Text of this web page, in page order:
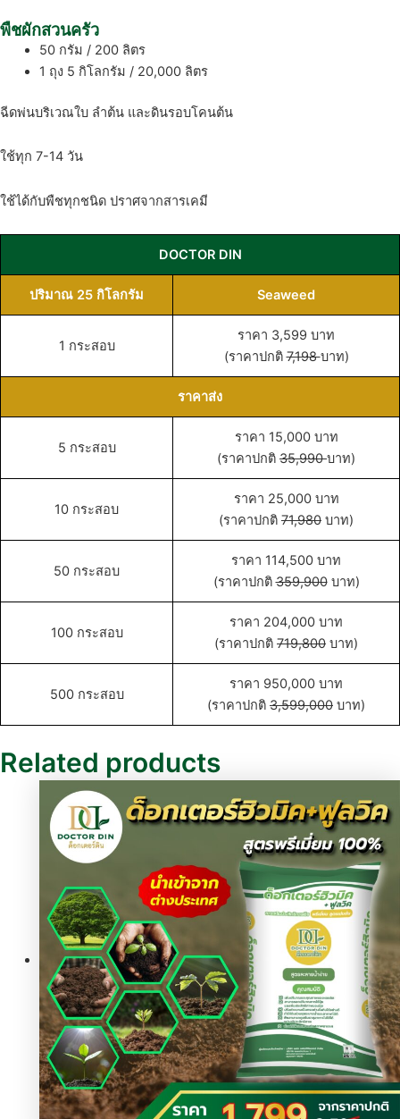
พืชผักสวนครัว
50 กรัม / 200 ลิตร
1 ถุง 5 กิโลกรัม / 20,000 ลิตร
ฉีดพ่นบริเวณใบ ลำต้น และดินรอบโคนต้น
ใช้ทุก 7-14 วัน
ใช้ได้กับพืชทุกชนิด ปราศจากสารเคมี
DOCTOR DIN
ปริมาณ 25 กิโลกรัม Seaweed
1 กระสอบ
ราคา 3,599 บาท
(ราคาปกติ7,198บาท)
ราคาส่ง
5 กระสอบ
ราคา 15,000 บาท
(ราคาปกติ 35,990บาท)
10 กระสอบ
ราคา 25,000 บาท
(ราคาปกติ 71,980 บาท)
50 กระสอบ
ราคา 114,500 บาท
(ราคาปกติ359,900บาท)
100 กระสอบ
ราคา 204,000 บาท
(ราคาปกติ 719,800 บาท)
500 กระสอบ
ราคา 950,000 บาท
(ราคาปกติ 3,599,000 บาท)
Related products